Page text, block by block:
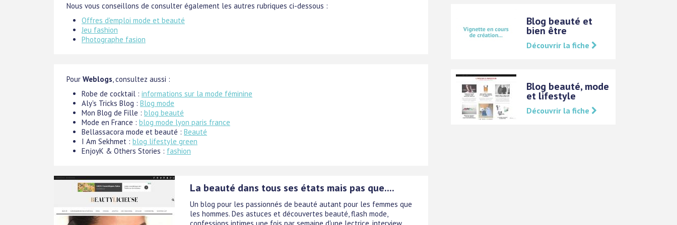
Nous vous conseillons de consulter également les autres rubriques ci-dessous :
Offres d'emploi mode et beauté
Jeu fashion
Photographe fasion
Pour Weblogs, consultez aussi :
Robe de cocktail : informations sur la mode féminine
Aly's Tricks Blog : Blog mode
Mon Blog de Fille : blog beauté
Mode en France : blog mode lyon paris france
Bellassacora mode et beauté : Beauté
I Am Sekhmet : blog lifestyle green
EnjoyK & Others Stories : fashion
La beauté dans tous ses états mais pas que....
Un blog pour les passionnés de beauté autant pour les femmes que
les hommes. Des astuces et découvertes beauté, flash mode,
confessions intimes une fois par semaine d'une lectrice, interview....
Blog beauté et
bien être
Découvrir la fiche
Blog beauté, mode
et lifestyle
Découvrir la fiche